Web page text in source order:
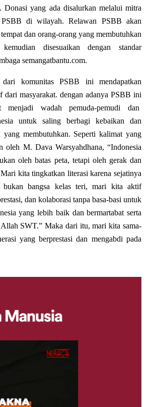
Donasi yang ada disalurkan melalui mitra
PSBB di wilayah. Relawan PSBB akan
dan orang-orang yang membutuhkan
disesuaikan dengan standar
semangatbantu.com.
dari komunitas PSBB ini mendapatkan
dari masyarakat. dengan adanya PSBB ini
menjadi wadah pemuda-pemudi dan
untuk saling berbagi kebaikan dan
yang membutuhkan. Seperti kalimat yang
oleh M. Dava Warsyahdhana, “Indonesia
oleh batas peta, tetapi oleh gerak dan
kita tingkatkan literasi karena sejatinya
bukan bangsa kelas teri, mari kita aktif
dan kolaborasi tanpa basa-basi untuk
yang lebih baik dan bermartabat serta
SWT.” Maka dari itu, mari kita sama-
yang berprestasi dan mengabdi pada